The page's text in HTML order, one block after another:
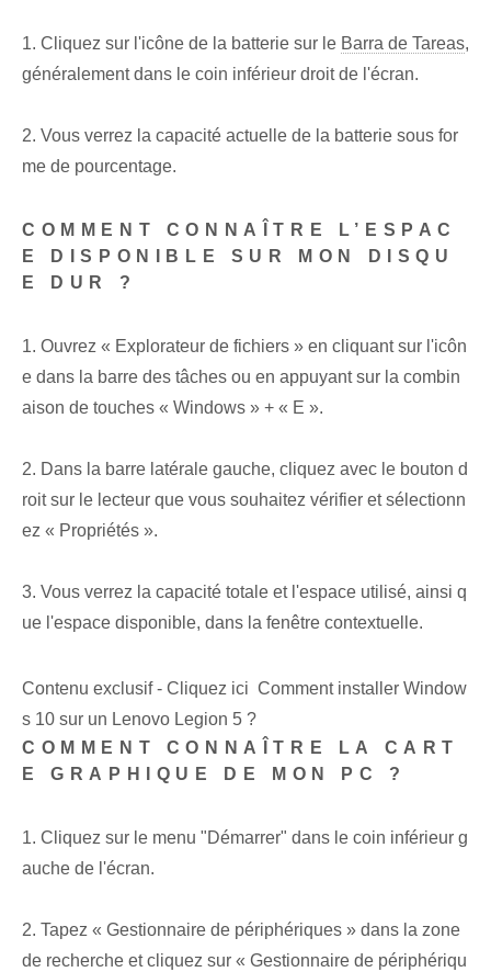
1. Cliquez sur l'icône de la batterie sur le Barra de Tareas,
généralement dans le coin inférieur droit de l'écran.
2. Vous verrez la capacité actuelle de la batterie sous for
me de pourcentage.
COMMENT CONNAÎTRE L’ESPAC
E DISPONIBLE SUR MON DISQU
E DUR ?
1. Ouvrez « Explorateur de fichiers » en cliquant sur l'icôn
e dans la barre des tâches ou en appuyant sur la combin
aison de touches « Windows » + « E ».
2. Dans la barre latérale gauche, cliquez avec le bouton d
roit sur le lecteur que vous souhaitez vérifier et sélectionn
ez « Propriétés ».
3. Vous verrez la capacité totale et l'espace utilisé, ainsi q
ue l'espace disponible, dans la fenêtre contextuelle.
Contenu exclusif - Cliquez ici Comment installer Window
s 10 sur un Lenovo Legion 5 ?
COMMENT CONNAÎTRE LA CART
E GRAPHIQUE DE MON PC ?
1. Cliquez sur le menu "Démarrer" dans le coin inférieur g
auche de l'écran.
2. Tapez « Gestionnaire de périphériques » dans la zone
de recherche et cliquez sur « Gestionnaire de périphériqu